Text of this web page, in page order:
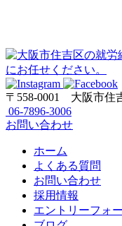
〒558-0001 大阪市住
06-7896-3006
お問い合わせ
ホーム
よくある質問
お問い合わせ
採用情報
エントリーフォ